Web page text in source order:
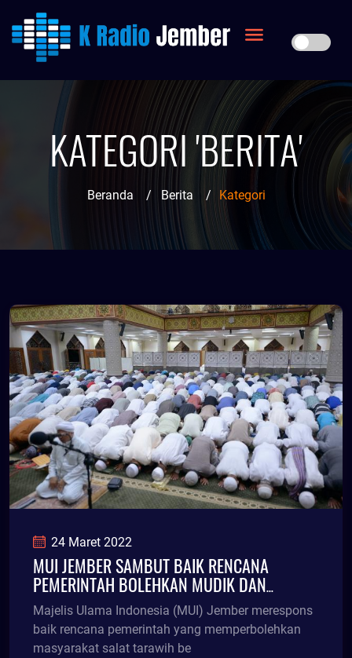
KATEGORI 'BERITA'
Beranda / Berita / Kategori
24 Maret 2022
MUI JEMBER SAMBUT BAIK RENCANA
PEMERINTAH BOLEHKAN MUDIK DAN
TARAWIH BERJAMAAH TAHUN INI
Majelis Ulama Indonesia (MUI) Jember merespons
baik rencana pemerintah yang memperbolehkan
masyarakat salat tarawih be